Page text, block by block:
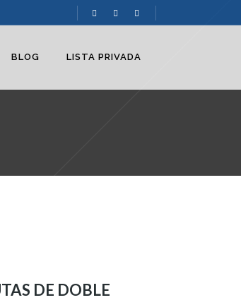
BLOG LISTA PRIVADA
DE DOBLE